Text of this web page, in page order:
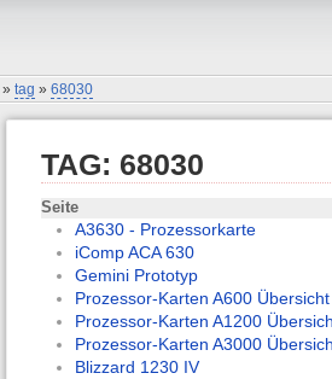
»tag »68030
TAG: 68030
Seite
A3630 - Prozessorkarte
iComp ACA 630
Gemini Prototyp
Prozessor-Karten A600 Übersicht
Prozessor-Karten A1200
Prozessor-Karten A3000
Blizzard 1230 IV